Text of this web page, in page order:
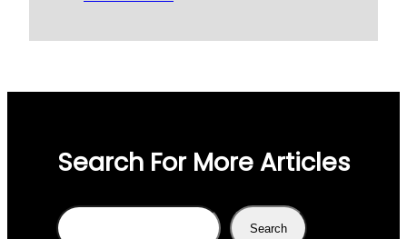
Search For More Articles
Search Search